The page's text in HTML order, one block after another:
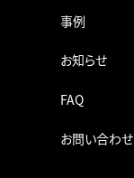
事例
お知らせ
FAQ
お問い合わせ